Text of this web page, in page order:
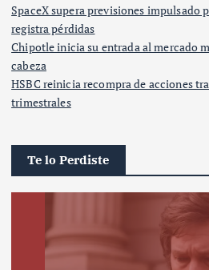
SpaceX supera previsiones impulsado
registra pérdidas
Chipotle inicia su entrada al mercado
cabeza
HSBC reinicia recompra de acciones
trimestrales
Te lo Perdiste